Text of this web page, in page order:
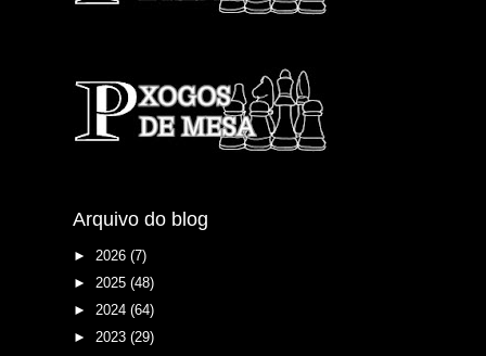
Arquivo do blog
► 2026 (7)
► 2025 (48)
► 2024 (64)
► 2023 (29)